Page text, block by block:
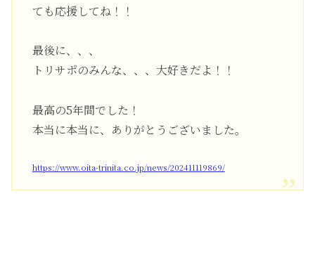
ても応援してね！！
最後に、、、
トリサポのみんな、、、大好きだよ！！
最高の5年間でした！
本当に本当に、ありがとうございました。
https://www.oita-trinita.co.jp/news/202411119869/